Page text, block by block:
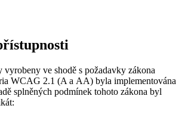
ve shodě s požadavky zákona
WCAG 2.1 (A a AA) byla implementována
splněných podmínek tohoto zákona byl